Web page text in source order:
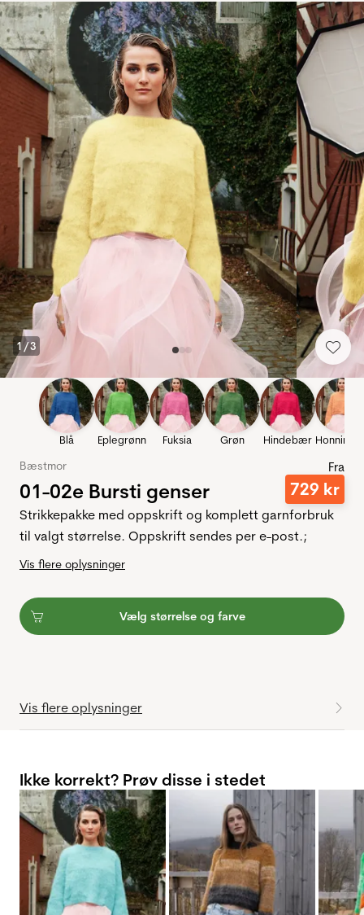
1 /3
Blå Eplegrønn Fuksia Grøn Hindebær
Bæstmor
01-02e Bursti genser
Fra
729 kr
Strikkepakke med oppskrift og komplett garnforbruk
til valgt størrelse. Oppskrift sendes per e-post.;
Vis flere oplysninger
Vælg størrelse og farve
Vis flere oplysninger
Ikke korrekt? Prøv disse i stedet